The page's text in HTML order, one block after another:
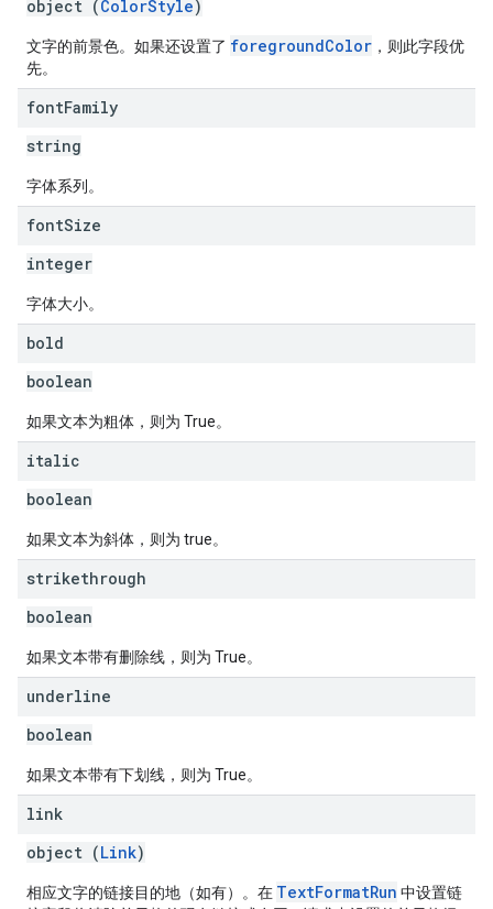
object (ColorStyle)
文字的前景色。如果还设置了 foregroundColor ，则此字段优
先。
fontFamily
string
字体系列。
fontSize
integer
字体大小。
bold
boolean
如果文本为粗体，则为 True。
italic
boolean
如果文本为斜体，则为 true。
strikethrough
boolean
如果文本带有删除线，则为 True。
underline
boolean
如果文本带有下划线，则为 True。
link
object (Link)
相应文字的链接目的地（如有）。在 TextFormatRun 中设置链